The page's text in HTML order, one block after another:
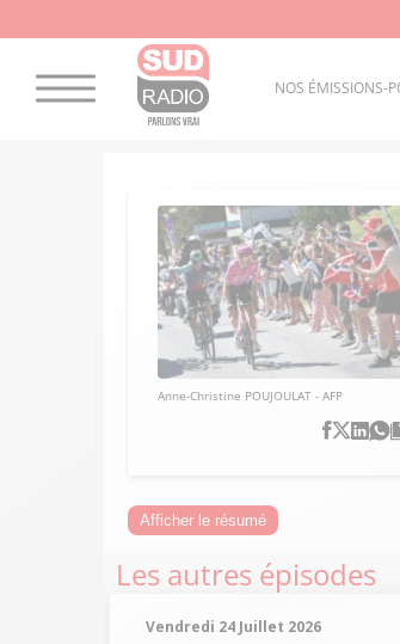
NOS ÉMISSIONS-
Anne-Christine POUJOULAT - AFP
Afficher le résumé
Les autres épisodes
Vendredi 24 Juillet 2026